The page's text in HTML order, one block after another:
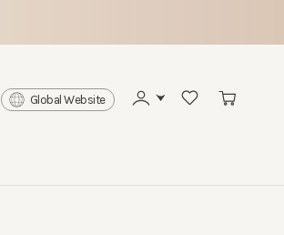
Global Website